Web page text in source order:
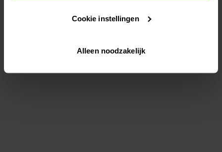
Lees hier meer over in onsprivacybeleid
Via "Cookie instellingen" kun je ook zelf instellen welke
Cookie instellingen
Alleen noodzakelijk